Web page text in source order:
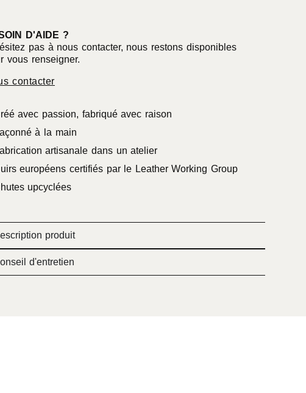
D'AIDE ?
pas à nous contacter, nous restons disponibles
vous renseigner.
contacter
avec passion, fabriqué avec raison
à la main
artisanale dans un atelier
européens certifiés par le Leather Working Group
upcyclées
produit
d'entretien